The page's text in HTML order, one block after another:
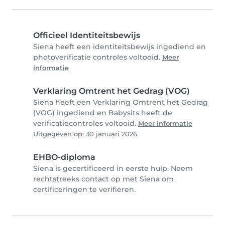
Officieel Identiteitsbewijs
Siena heeft een identiteitsbewijs ingediend en
photoverificatie controles voltooid. Meer
informatie
Verklaring Omtrent het Gedrag (VOG)
Siena heeft een Verklaring Omtrent het Gedrag
(VOG) ingediend en Babysits heeft de
verificatiecontroles voltooid. Meer informatie
Uitgegeven op: 30 januari 2026
EHBO-diploma
Siena is gecertificeerd in eerste hulp. Neem
rechtstreeks contact op met Siena om
certificeringen te verifiëren.